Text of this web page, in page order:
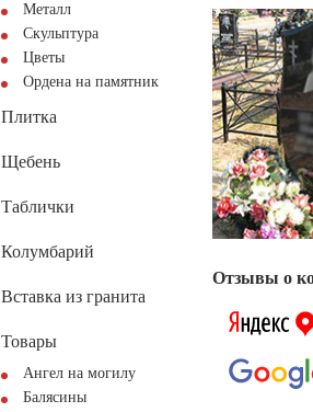
Металл
Скульптура
Цветы
Ордена на памятник
Плитка
Щебень
Таблички
Колумбарий
Вставка из гранита
Товары
Ангел на могилу
Балясины
Отзывы о